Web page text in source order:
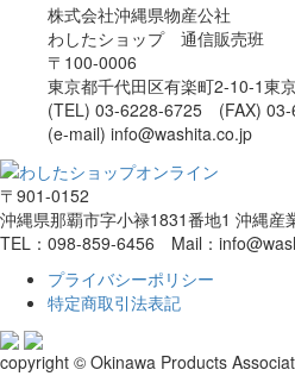
株式会社沖縄県物産公社
わしたショップ 通信販売班
〒100-0006
東京都千代田区有楽町2-10-1東
(TEL) 03-6228-6725 (FAX) 03-
(e-mail) info@washita.co.jp
〒901-0152
沖縄県那覇市字小禄1831番地1 沖縄産
TEL：098-859-6456 Mail：
プライバシーポリシー
特定商取引法表記
copyright © Okinawa Products